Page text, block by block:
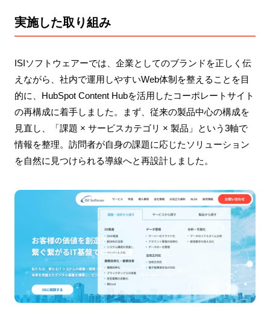
実施した取り組み
ISIソフトウェアーでは、企業としてのブランドを正しく伝
えながら、社内で運用しやすいWeb体制を整えることを目
的に、HubSpot Content Hubを活用したコーポレートサイト
の再構成に着手しました。まず、従来の製品中心の構成を
見直し、「課題 × サービスカテゴリ × 製品」という3軸で
情報を整理。訪問者が自身の課題に応じたソリューション
を自然に見つけられる導線へと再設計しました。